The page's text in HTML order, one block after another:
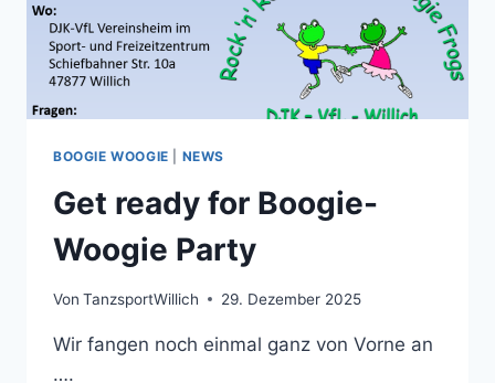
BOOGIE WOOGIE NEWS
Get ready for Boogie-
Woogie Party
Von TanzsportWillich 29. Dezember 2025
Wir fangen noch einmal ganz von Vorne an
….